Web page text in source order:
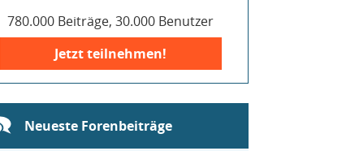
780.000 Beiträge, 30.000 Benutzer
Jetzt teilnehmen!
Neueste Forenbeiträge